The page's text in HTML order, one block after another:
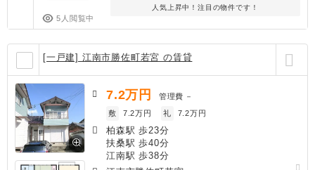
5人閲覧中
人気上昇中！注目の物件です！
[一戸建] 江南市勝佐町若宮 の賃貸
7.2万円 管理費 －
敷
7.2万円 礼 7.2万円
柏森駅 歩23分
扶桑駅 歩40分
江南駅 歩38分